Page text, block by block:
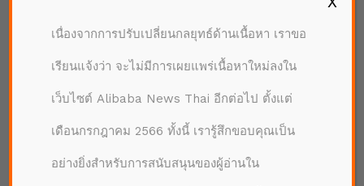
เนื่องจากการปรับเปลี่ยนกลยุทธ์ด้านเนื้อหา เราขอ
เรียนแจ้งว่า จะไม่มีการเผยแพร่เนื้อหาใหม่ลงใน
เว็บไซต์ Alibaba News Thai อีกต่อไป ตั้งแต่
เดือนกรกฎาคม 2566 ทั้งนี้ เรารู้สึกขอบคุณเป็น
อย่างยิ่งสำหรับการสนับสนุนของผู้อ่านใน